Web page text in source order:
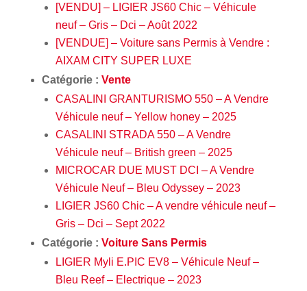
[VENDU] – LIGIER JS60 Chic – Véhicule
neuf – Gris – Dci – Août 2022
[VENDUE] – Voiture sans Permis à Vendre :
AIXAM CITY SUPER LUXE
Catégorie : Vente
CASALINI GRANTURISMO 550 – A Vendre
Véhicule neuf – Yellow honey – 2025
CASALINI STRADA 550 – A Vendre
Véhicule neuf – British green – 2025
MICROCAR DUE MUST DCI – A Vendre
Véhicule Neuf – Bleu Odyssey – 2023
LIGIER JS60 Chic – A vendre véhicule neuf –
Gris – Dci – Sept 2022
Catégorie : Voiture Sans Permis
LIGIER Myli E.PIC EV8 – Véhicule Neuf –
Bleu Reef – Electrique – 2023